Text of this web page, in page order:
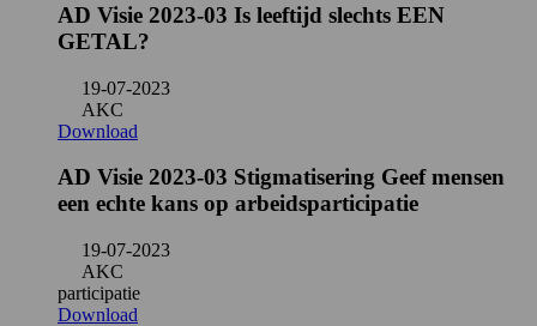
AD Visie 2023-03 Is leeftijd slechts EEN
GETAL?
19-07-2023
AKC
Download
AD Visie 2023-03 Stigmatisering Geef mensen
een echte kans op arbeidsparticipatie
19-07-2023
AKC
participatie
Download